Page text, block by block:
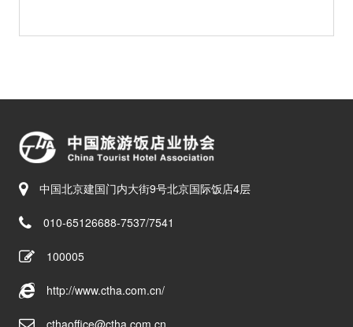
中国北京建国门内大街9号北京国际饭店4层
010-65126688-7537/7541
100005
http://www.ctha.com.cn/